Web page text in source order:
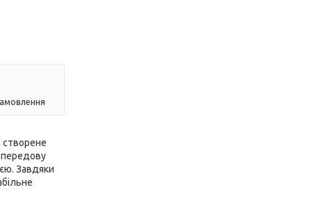
створене
передову
Завдяки